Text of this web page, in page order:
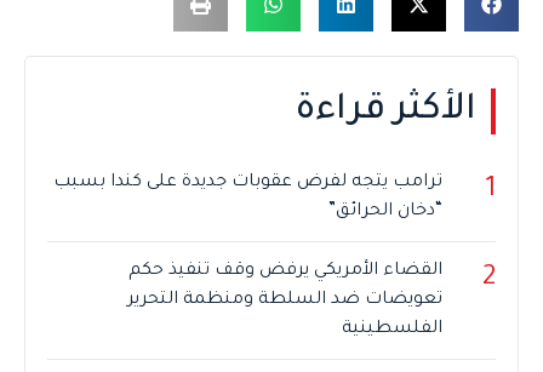
الأكثر قراءة
1
ترامب يتجه لفرض عقوبات جديدة على كندا بسبب
“دخان الحرائق”
2
القضاء الأمريكي يرفض وقف تنفيذ حكم
تعويضات ضد السلطة ومنظمة التحرير
الفلسطينية